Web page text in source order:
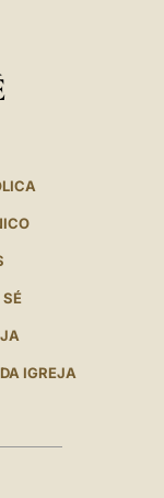
IGREJA